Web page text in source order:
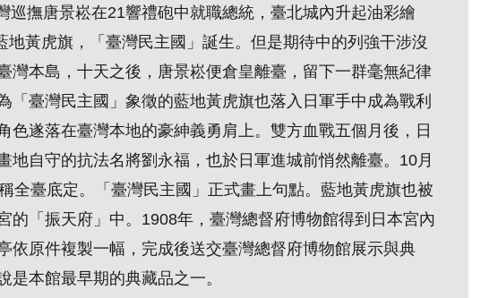
巡撫唐景崧在21響禮砲中就職總統，臺北城內升起油彩繪
地黃虎旗，「臺灣民主國」誕生。但是期待中的列強干涉沒
灣本島，十天之後，唐景崧便倉皇離臺，留下一群毫無紀律
「臺灣民主國」象徵的藍地黃虎旗也落入日軍手中成為戰利
色遂落在臺灣本地的豪紳義勇肩上。雙方血戰五個月後，日
地自守的抗法名將劉永福，也於日軍進城前悄然離臺。10月
全臺底定。「臺灣民主國」正式畫上句點。藍地黃虎旗也被
的「振天府」中。1908年，臺灣總督府博物館得到日本宮內
依原件複製一幅，完成後送交臺灣總督府博物館展示與典
是本館最早期的典藏品之一。